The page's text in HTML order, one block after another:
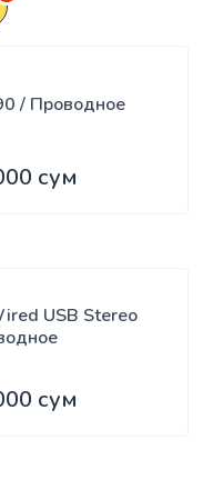
/ Проводное
сум
USB Stereo
сум